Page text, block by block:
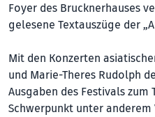
Foyer des Brucknerhauses
gelesene Textauszüge der
Mit den Konzerten
und Marie-Theres Rudolph
Ausgaben des Festivals zum
Schwerpunkt unter